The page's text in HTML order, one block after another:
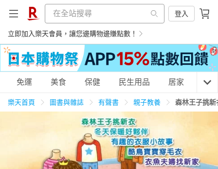
登入
立即加入樂天會員，讓您邊購物邊賺點數！
購物網分類
美食蛋糕 養生保健
免運 美食 保健 民生用品 居家 3C
樂天首頁 圖書與雜誌 有聲書 親子教養 森林王子挑